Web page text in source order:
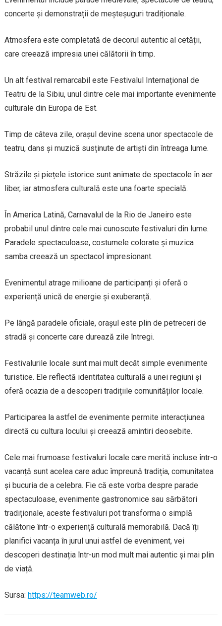
concerte și demonstrații de meșteșuguri tradiționale.
Atmosfera este completată de decorul autentic al cetății,
care creează impresia unei călătorii în timp.
Un alt festival remarcabil este Festivalul Internațional de
Teatru de la Sibiu, unul dintre cele mai importante evenimente
culturale din Europa de Est.
Timp de câteva zile, orașul devine scena unor spectacole de
teatru, dans și muzică susținute de artiști din întreaga lume.
Străzile și piețele istorice sunt animate de spectacole în aer
liber, iar atmosfera culturală este una foarte specială.
În America Latină, Carnavalul de la Rio de Janeiro este
probabil unul dintre cele mai cunoscute festivaluri din lume.
Paradele spectaculoase, costumele colorate și muzica
samba creează un spectacol impresionant.
Evenimentul atrage milioane de participanți și oferă o
experiență unică de energie și exuberanță.
Pe lângă paradele oficiale, orașul este plin de petreceri de
stradă și concerte care durează zile întregi.
Festivalurile locale sunt mai mult decât simple evenimente
turistice. Ele reflectă identitatea culturală a unei regiuni și
oferă ocazia de a descoperi tradițiile comunităților locale.
Participarea la astfel de evenimente permite interacțiunea
directă cu cultura locului și creează amintiri deosebite.
Cele mai frumoase festivaluri locale care merită incluse într-o
vacanță sunt acelea care aduc împreună tradiția, comunitatea
și bucuria de a celebra. Fie că este vorba despre parade
spectaculoase, evenimente gastronomice sau sărbători
tradiționale, aceste festivaluri pot transforma o simplă
călătorie într-o experiență culturală memorabilă. Dacă îți
planifici vacanța în jurul unui astfel de eveniment, vei
descoperi destinația într-un mod mult mai autentic și mai plin
de viață.
Sursa: https://teamweb.ro/